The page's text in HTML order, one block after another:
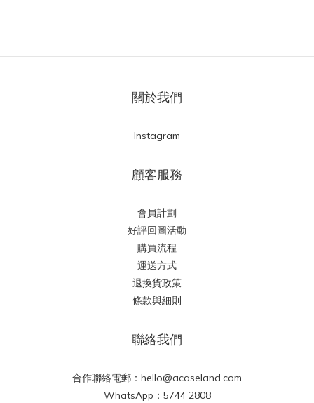
關於我們
Instagram
顧客服務
會員計劃
好評回圖活動
購買流程
運送方式
退換貨政策
條款與細則
聯絡我們
合作聯絡電郵：hello@acaseland.com
WhatsApp：5744 2808